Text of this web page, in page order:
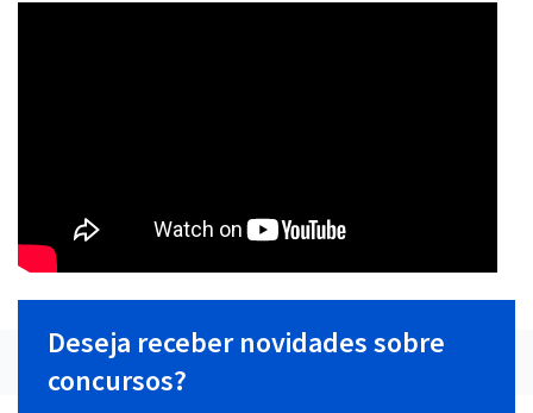
Deseja receber novidades sobre
concursos?